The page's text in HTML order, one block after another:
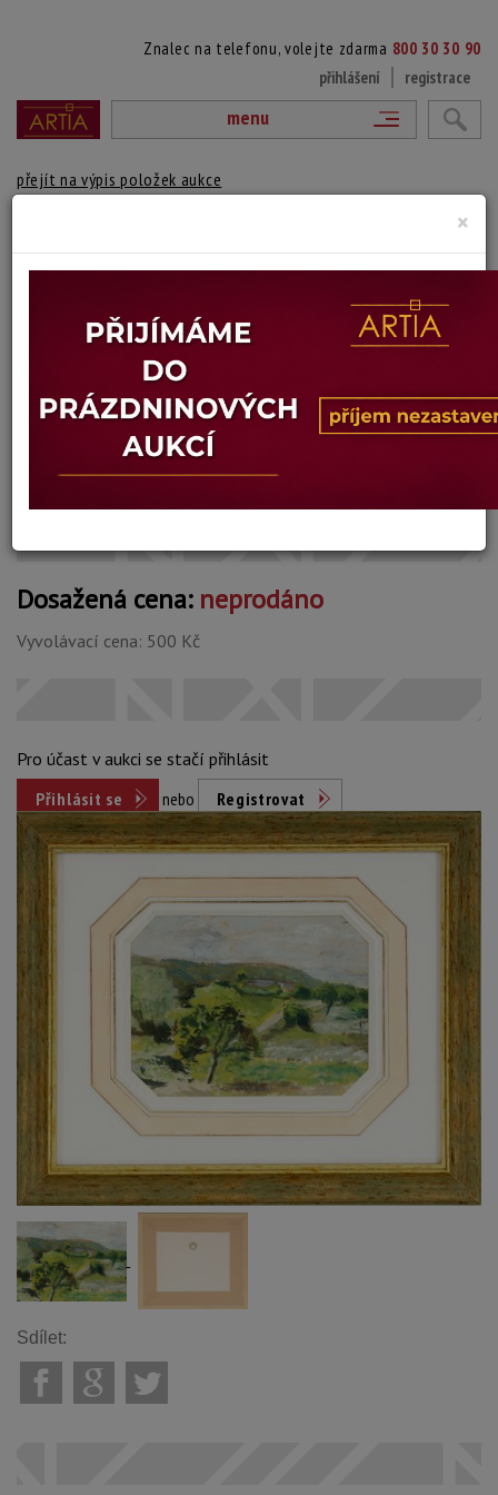
Znalec na telefonu, volejte zdarma 800 30 30 90
přihlášení
registrace
menu
přejít na výpis položek aukce
Paspartováno, zaskleno, rámováno
Technika: olej na kartonu
Šířka: 20 cm, výška: 15 cm, rámování: 33 x 39 cm
Konec dražby:13.07.2026 20:01 SELČ
Dosažená cena: neprodáno
Vyvolávací cena: 500 Kč
Pro účast v aukci se stačí přihlásit
Přihlásit se
nebo Registrovat
Sdílet:
×